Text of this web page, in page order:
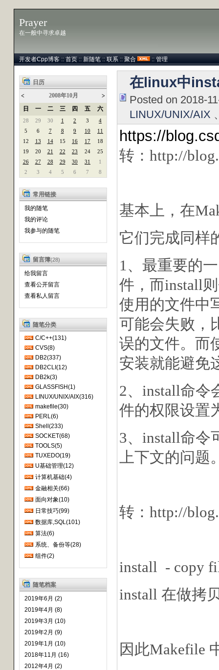
Prayer
在一般中寻求卓越
开发者Cpp博客 :: 首页 :: 新随笔 :: 联系 :: 聚合 :: 管理
日历
<
2008年10月
>
日
一 二 三 四 五 六
28 29 30 1 2 3
4
5
6 7 8 9 10
11
12
13 14 15 16 17
18
19
20 21 22 23 24
25
26
27 28 29 30 31
1
2
3 4 5 6 7 8
常用链接
我的随笔
我的评论
我参与的随笔
留言簿(28)
给我留言
查看公开留言
查看私人留言
随笔分类
C/C++(131)
CVS(8)
DB2(337)
DB2CLI(12)
DB2k(3)
GLASSFISH(1)
LINUX/UNIX/AIX(316)
makefile(30)
PERL(6)
Shell(233)
SOCKET(68)
TOOLS(5)
TUXEDO(19)
U基础管理(12)
计算机基础(4)
金融相关(66)
面向对象(10)
日常技巧(99)
数据库,SQL(101)
算法(6)
系统、备份等(28)
组件(2)
随笔档案
2019年6月 (2)
2019年4月 (8)
2019年3月 (10)
2019年2月 (9)
2019年1月 (10)
2018年11月 (16)
2012年4月 (2)
在linux中
Posted on 2018-
LINUX/UNIX/AIX
https://
转：http://
基本上，在
它们完成同样
1、最重要的
件，而install
使用的文件中
可能会失败，
误的文件。而
安装就能避免
2、install命令
件的权限设置
3、install命令
上下文的问题
转：http://
install - copy
install 在做拷
因此Makefile